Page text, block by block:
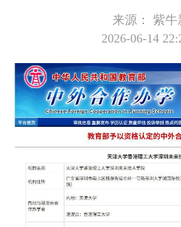
来源：
紫牛
2026-06-14